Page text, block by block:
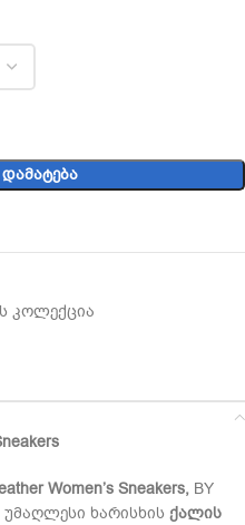
კოლექცია
Women’s Sneakers, BY
ხარისხის ქალის